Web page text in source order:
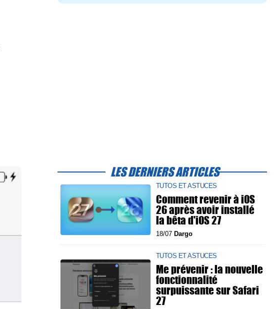
LES DERNIERS ARTICLES
TUTOS ET ASTUCES
Comment revenir à iOS
26 après avoir installé
la bêta d'iOS 27
18/07 Dargo
TUTOS ET ASTUCES
Me prévenir : la nouvelle
fonctionnalité
surpuissante sur Safari
27